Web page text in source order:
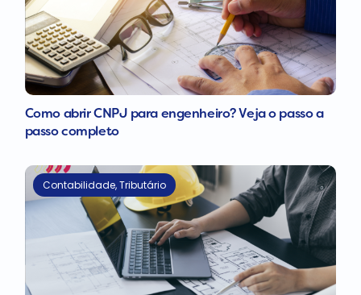
Como abrir CNPJ para engenheiro? Veja o passo a
passo completo
Contabilidade,Tributário